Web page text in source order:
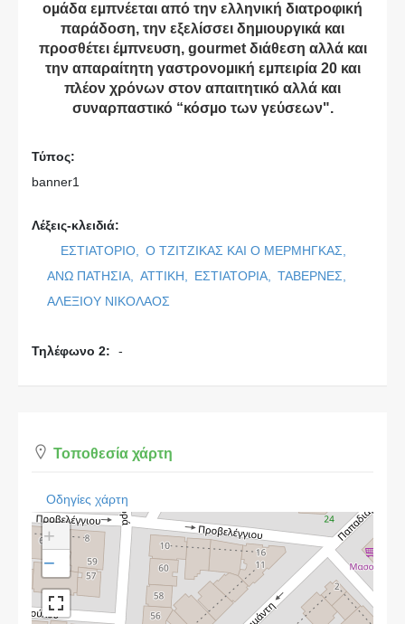
οµάδα εµπνέεται από την ελληνική διατροφική
παράδοση, την εξελίσσει δηµιουργικά και
προσθέτει έµπνευση, gourmet διάθεση αλλά και
την απαραίτητη γαστρονοµική εµπειρία 20 και
πλέον χρόνων στον απαιτητικό αλλά και
συναρπαστικό “κόσµο των γεύσεων".
Τύπος:
banner1
Λέξεις-κλειδιά:
ΕΣΤΙΑΤΟΡΙΟ,
Ο ΤΖΙΤΖΙΚΑΣ ΚΑΙ Ο ΜΕΡΜΗΓΚΑΣ,
ΑΝΩ ΠΑΤΗΣΙΑ,
ΑΤΤΙΚΗ, ΕΣΤΙΑΤΟΡΙΑ,
ΤΑΒΕΡΝΕΣ,
ΑΛΕΞΙΟΥ ΝΙΚΟΛΑΟΣ
Τηλέφωνο 2: -
Τοποθεσία χάρτη
Οδηγίες χάρτη
+
−